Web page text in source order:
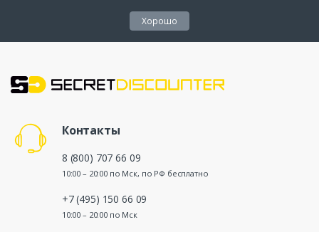
Хорошо
Контакты
8 (800) 707 66 09
10:00 – 20:00 по Мск, по РФ бесплатно
+7 (495) 150 66 09
10:00 – 20:00 по Мск